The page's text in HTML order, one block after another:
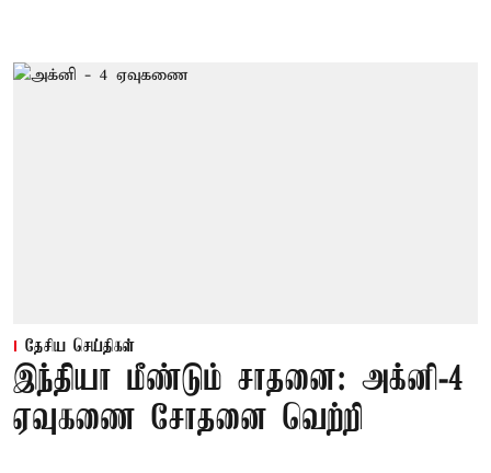
தேசிய செய்திகள்
இந்தியா மீண்டும் சாதனை: அக்னி-4
ஏவுகணை சோதனை வெற்றி